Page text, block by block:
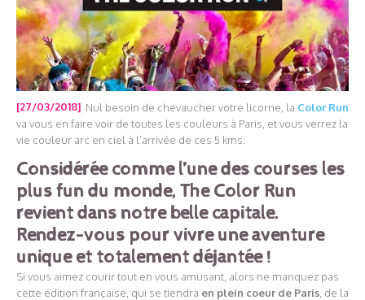
[27/03/2018] Nul besoin de chevaucher votre licorne, la Color Run
va vous en faire voir de toutes les couleurs à Paris, et vous verrez la
vie couleur arc en ciel à l’arrivée de ces 5 kms.
Considérée comme l’une des courses les
plus fun du monde, The Color Run
revient dans notre belle capitale.
Rendez-vous pour vivre une aventure
unique et totalement déjantée !
Si vous aimez courir tout en vous amusant, alors ne manquez pas
cette édition française, qui se tiendra en plein coeur de Paris , de la